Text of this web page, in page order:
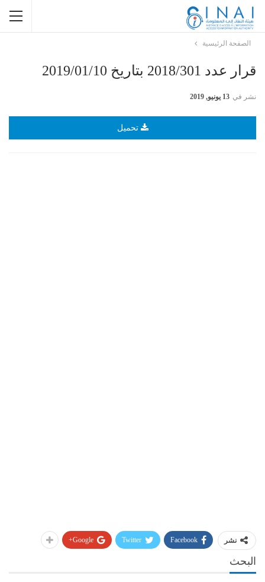
الصفحة الرئيسية
قرار عدد 2018/301 بتاريخ 2019/01/10
نشر في 13 يونيو, 2019
تحميل
نشر Facebook
Twitter
Google+
البحث